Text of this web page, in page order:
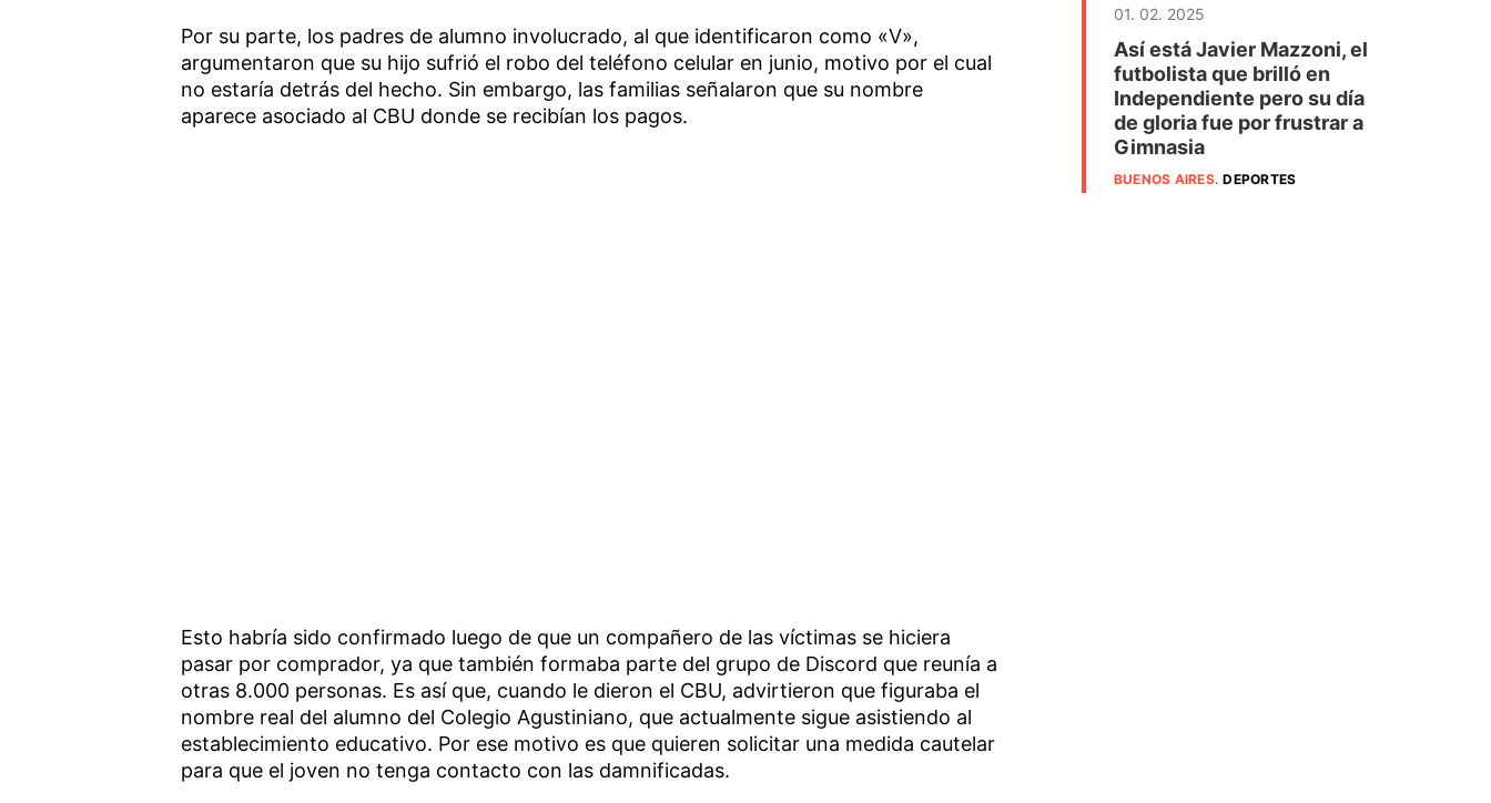
Por su parte, los padres de alumno involucrado, al que identificaron como «V»,
argumentaron que su hijo sufrió el robo del teléfono celular en junio, motivo por el cual
no estaría detrás del hecho. Sin embargo, las familias señalaron que su nombre
aparece asociado al CBU donde se recibían los pagos.
Esto habría sido confirmado luego de que un compañero de las víctimas se hiciera
pasar por comprador, ya que también formaba parte del grupo de Discord que reunía a
otras 8.000 personas. Es así que, cuando le dieron el CBU, advirtieron que figuraba el
nombre real del alumno del Colegio Agustiniano, que actualmente sigue asistiendo al
establecimiento educativo. Por ese motivo es que quieren solicitar una medida cautelar
para que el joven no tenga contacto con las damnificadas.
01. 02. 2025
Así está Javier Mazzoni, el
futbolista que brilló en
Independiente pero su día
de gloria fue por frustrar a
Gimnasia
BUENOS AIRES.DEPORTES